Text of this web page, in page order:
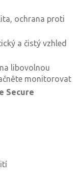
ochrana proti
a čistý vzhled
libovolnou
monitorovat
Secure